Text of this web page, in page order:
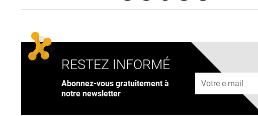
RESTEZ INFORMÉ
Abonnez-vous gratuitement à
notre newsletter
Adresse e-mail